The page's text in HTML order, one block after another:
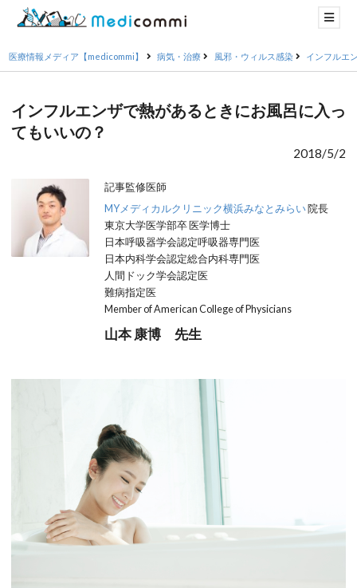
医療情報メディア【medicommi】 病気・治療 風邪・ウィルス感染 インフルエ
インフルエンザで熱があるときにお風呂に入っ
てもいいの？
2018/5/2
記事監修医師
MYメディカルクリニック横浜みなとみらい院長
東京大学医学部卒 医学博士
日本呼吸器学会認定呼吸器専門医
日本内科学会認定総合内科専門医
人間ドック学会認定医
難病指定医
Member of American College of Physicians
山本 康博 先生